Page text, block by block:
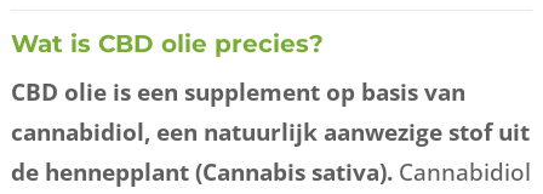
Wat is CBD olie precies?
CBD olie is een supplement op basis van
cannabidiol, een natuurlijk aanwezige stof uit
de hennepplant (Cannabis sativa). Cannabidiol